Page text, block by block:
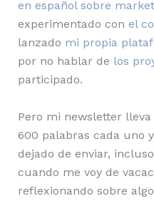
en español sobre
experimentado con el
lanzado mi propia
por no hablar de los
participado.
Pero mi newsletter lleva
600 palabras cada uno
dejado de enviar,
cuando me voy de
reflexionando sobre